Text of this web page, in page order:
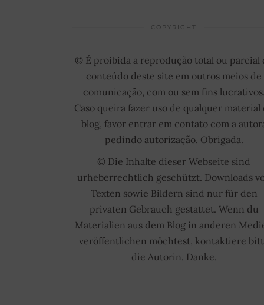
COPYRIGHT
© É proibida a reprodução total ou parcial
conteúdo deste site em outros meios de
comunicação, com ou sem fins
Caso queira fazer uso de qualquer material
blog, favor entrar em contato com a
pedindo autorização. Obrigada.
© Die Inhalte dieser Webseite sind
urheberrechtlich geschützt. Downloads
Texten sowie Bildern sind nur für den
privaten Gebrauch gestattet. Wenn du
Materialien aus dem Blog in anderen
veröffentlichen möchtest, kontaktiere
die Autorin. Danke.